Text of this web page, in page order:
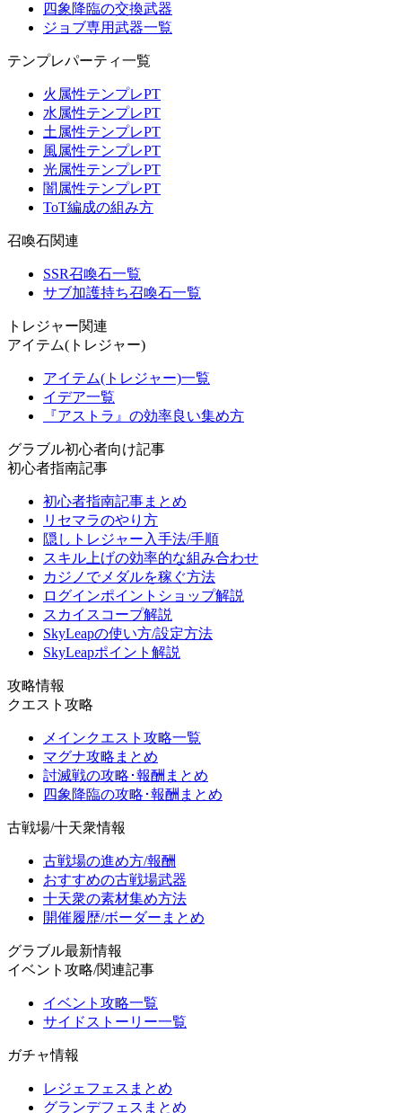
四象降臨の交換武器
ジョブ専用武器一覧
テンプレパーティ一覧
火属性テンプレPT
水属性テンプレPT
土属性テンプレPT
風属性テンプレPT
光属性テンプレPT
闇属性テンプレPT
ToT編成の組み方
召喚石関連
SSR召喚石一覧
サブ加護持ち召喚石一覧
トレジャー関連
アイテム(トレジャー)
アイテム(トレジャー)一覧
イデア一覧
『アストラ』の効率良い集め方
グラブル初心者向け記事
初心者指南記事
初心者指南記事まとめ
リセマラのやり方
隠しトレジャー入手法/手順
スキル上げの効率的な組み合わせ
カジノでメダルを稼ぐ方法
ログインポイントショップ解説
スカイスコープ解説
SkyLeapの使い方/設定方法
SkyLeapポイント解説
攻略情報
クエスト攻略
メインクエスト攻略一覧
マグナ攻略まとめ
討滅戦の攻略･報酬まとめ
四象降臨の攻略･報酬まとめ
古戦場/十天衆情報
古戦場の進め方/報酬
おすすめの古戦場武器
十天衆の素材集め方法
開催履歴/ボーダーまとめ
グラブル最新情報
イベント攻略/関連記事
イベント攻略一覧
サイドストーリー一覧
ガチャ情報
レジェフェスまとめ
グランデフェスまとめ